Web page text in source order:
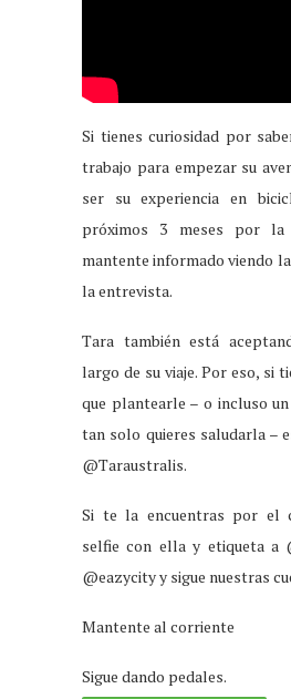
Si tienes curiosidad por
trabajo para empezar su
ser su experiencia en
próximos 3 meses por la
mantente informado viendo
la entrevista.
Tara también está
largo de su viaje. Por eso, si
que plantearle – o incluso
tan solo quieres saludarla –
@Taraustralis.
Si te la encuentras por el
selfie con ella y etiqueta a
@eazycity y sigue nuestras
Mantente al corriente
Sigue dando pedales.